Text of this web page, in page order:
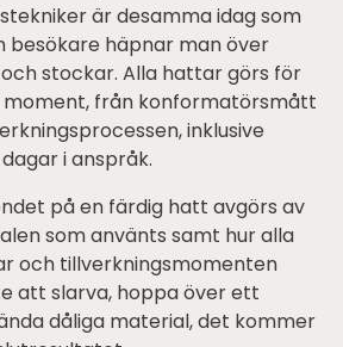
är desamma idag som
besökare häpnar man över
stockar. Alla hattar görs för
moment, från konformatörsmått
inklusive
i anspråk.
på en färdig hatt avgörs av
som använts samt hur alla
och tillverkningsmomenten
att slarva, hoppa över ett
dåliga material, det kommer